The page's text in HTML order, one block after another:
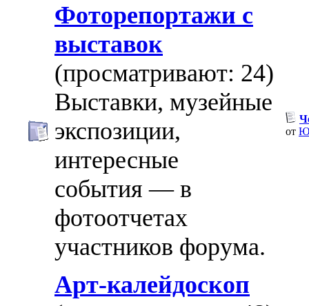
Фоторепортажи с
выставок
(просматривают: 24)
Выставки, музейные
экспозиции,
интересные
события — в
фотоотчетах
участников форума.
от
Арт-калейдоскоп